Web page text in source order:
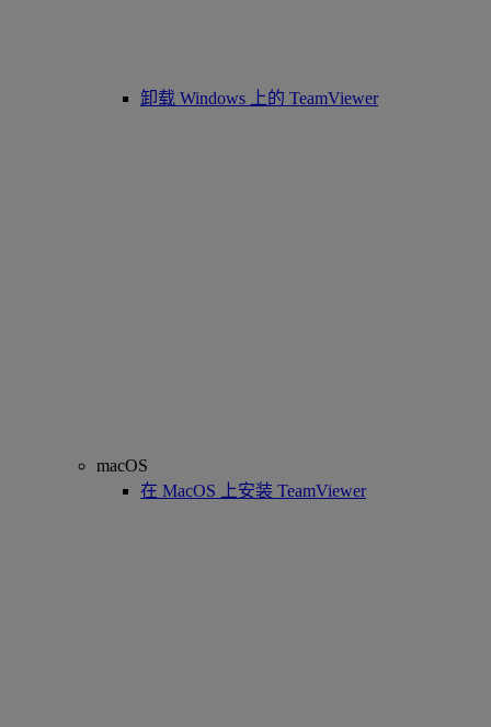
卸载 Windows 上的 TeamViewer
macOS
在 MacOS 上安装 TeamViewer